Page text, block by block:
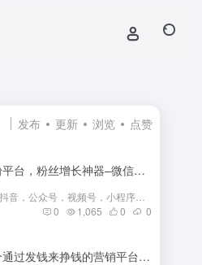
发布 更新 浏览 点赞
互粉平台，粉丝增长神器–微信群互粉|互粉大师|互粉软件|互粉平台|互关互粉|微信公众号互粉|互粉盒子|互粉大厅
0
1,065 0 0
一个通过发钱来挣钱的营销平台
- 最新版